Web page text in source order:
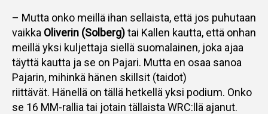
– Mutta onko meillä ihan sellaista, että jos puhutaan
vaikka Oliverin (Solberg)tai Kallen kautta, että onhan
meillä yksi kuljettaja siellä suomalainen, joka ajaa
täyttä kautta ja se on Pajari. Mutta en osaa sanoa
Pajarin, mihinkä hänen skillsit (taidot)
riittävät. Hänellä on tällä hetkellä yksi podium. Onko
se 16 MM-rallia tai jotain tällaista WRC:llä ajanut.